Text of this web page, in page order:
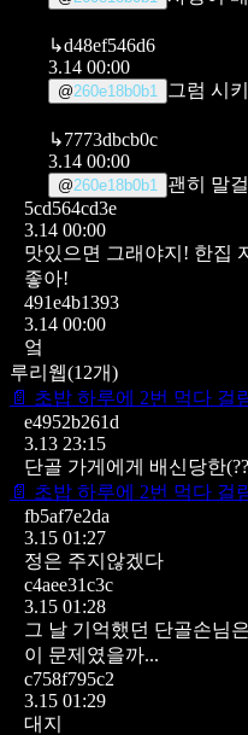
↳d48ef546d6
3.14 00:00
@260e18b0b1 그럼 시
↳7773dbcb0c
3.14 00:00
@260e18b0b1
괜히 말
5cd564cd3e
3.14 00:00
맛있으면 그래야지! 한집
좋아!
491e4b1393
3.14 00:00
엌
루리웹(12개)
📄 초밥 하루에 2번 먹다 걸
e4952b261d
3.13 23:15
단골 가게에게 배신당한
📄 초밥 하루에 2번 먹다 걸
fb5af7e2da
3.15 01:27
정은 주지않겠다
c4aee31c3c
3.15 01:28
그 날 기억했던 단골손님
이 문제였을까...
c758f795c2
3.15 01:29
대지